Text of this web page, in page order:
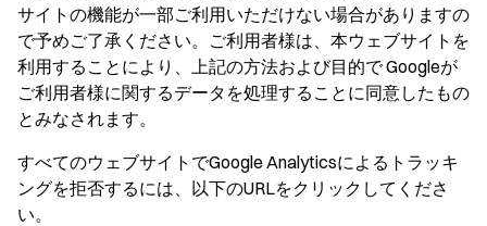
サイトの機能が一部ご利用いただけない場合がありますの
で予めご了承ください。ご利用者様は、本ウェブサイトを
利用することにより、上記の方法および目的で Googleが
ご利用者様に関するデータを処理することに同意したもの
とみなされます。
すべてのウェブサイトでGoogle Analyticsによるトラッキ
ングを拒否するには、以下のURLをクリックしてくださ
い。